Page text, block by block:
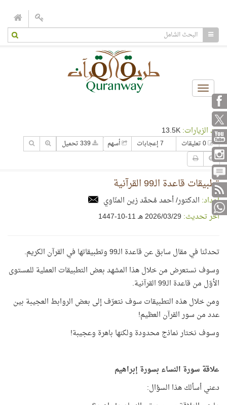
Toggle
navigation
عدد الزيارات:
7 إعجابات أسهم
تطبيقات قاعدة الـ99 القرآنية
إعداد: الدكتور/ أحمد مُحمَّد زين المنّاوي
آخر تحديث: 29‏/03‏/2026 هـ 11-10-1447
تحدثنا في مقال سابق عن قاعدة الـ99 وتطبيقاتها في القرآن الكريم.
وسوف نستعرض من خلال هذا المشهد بعض التطبيقات العملية للمستوى
الأوّل من قاعدة الـ99 القرآنية.
ومن خلال هذه التطبيقات سوف نتعرّف إلى بعض الروابط العجيبة بين
عدد من سور القرآن العظيم!
وسوف نختار نماذج محدودة ولكنها باهرة وعجيبة!
علاقة سورة النساء بسورة إبراهيم
دعني أسألك هذا السؤال: